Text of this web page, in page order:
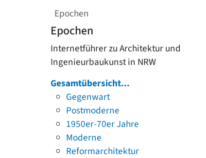
Epochen
Epochen
Internetführer zu Architektur und
Ingenieurbaukunst in NRW
Gesamtübersicht...
Gegenwart
Postmoderne
1950er-70er Jahre
Moderne
Reformarchitektur